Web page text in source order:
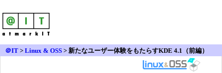
＠IT > Linux & OSS > 新たなユーザー体験をもたらすKDE 4.1（前編）